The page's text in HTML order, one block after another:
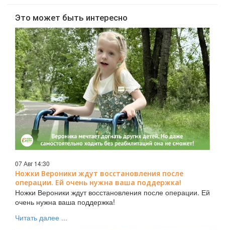
Это может быть интересно
07 Авг 14:30
Ножки Вероники ждут восстановления после
операции. Ей очень нужна ваша поддержка!
Ножки Вероники ждут восстановления после операции. Ей
очень нужна ваша поддержка!
Читать далее ...